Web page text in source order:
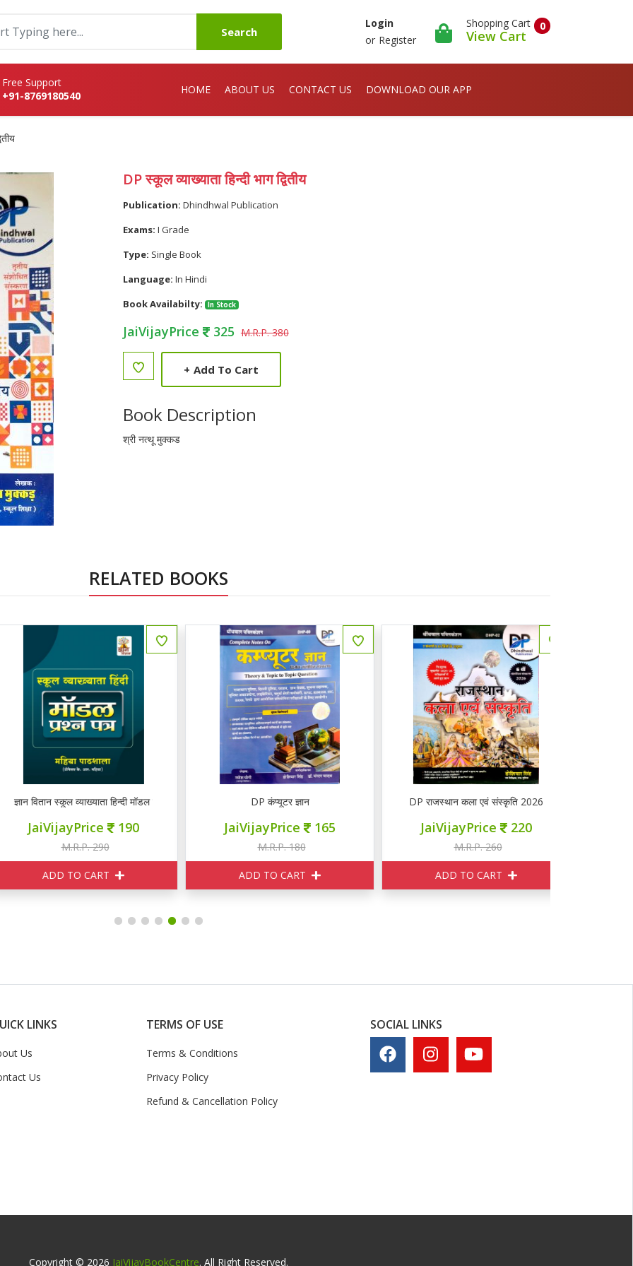
Search
Login
or Register
0
Shopping Cart
View Cart
Free Support
+91-8769180540
HOME ABOUT US CONTACT US DOWNLOAD OUR APP
DP स्कूल व्याख्याता हिन्दी भाग द्वितीय
Publication: Dhindhwal Publication
Exams: I Grade
Type: Single Book
Language: In Hindi
Book Availabilty:
In Stock
JaiVijayPrice 325 M.R.P. 380
+ Add To Cart
Book Description
श्री नत्थू मुक्कड
RELATED BOOKS
वितान स्कूल व्याख्याता हिन्दी मॉडल प्रश्न पत्र
JaiVijayPrice 190
M.R.P. 290
ADD TO CART
DP कंप्यूटर ज्ञान
JaiVijayPrice 165
M.R.P. 180
ADD TO CART
DP राजस्थान कला एवं संस्कृति 2026
JaiVijayPrice 220
M.R.P. 260
ADD TO CART
LINKS
Us
Us
TERMS OF USE
Terms & Conditions
Privacy Policy
Refund & Cancellation Policy
SOCIAL LINKS
Copyright © 2026 JaiVijayBookCentre. All Right Reserved.